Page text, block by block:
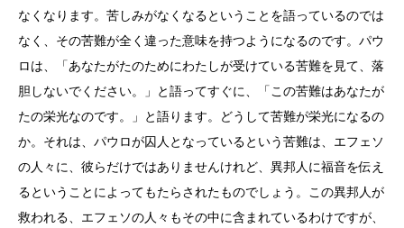
なくなります。苦しみがなくなるということを語っているのでは
なく、その苦難が全く違った意味を持つようになるのです。パウ
ロは、「あなたがたのためにわたしが受けている苦難を見て、落
胆しないでください。」と語ってすぐに、「この苦難はあなたが
たの栄光なのです。」と語ります。どうして苦難が栄光になるの
か。それは、パウロが囚人となっているという苦難は、エフェソ
の人々に、彼らだけではありませんけれど、異邦人に福音を伝え
るということによってもたらされたものでしょう。この異邦人が
救われる、エフェソの人々もその中に含まれているわけですが、